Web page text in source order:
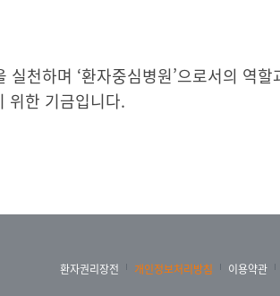
천하며 ‘환자중심병원’으로서의 역
위한 기금입니다.
환자권리장전 개인정보처리방침 이용약관